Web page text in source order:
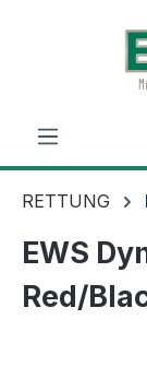
Zum
RETTUNG
EWS
Red/